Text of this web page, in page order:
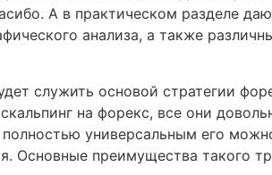
А в практическом разделе
анализа, а также
служить основой стратегии
на форекс, все они
универсальным его
Основные преимущества такого